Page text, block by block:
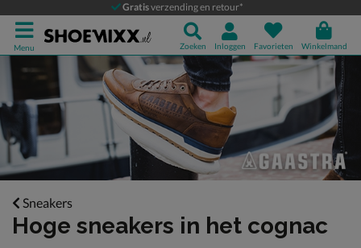
Gratisverzending en retour*
Menu Zoeken Inloggen Favorieten Winkelmand
Sneakers
Hoge sneakers in het cognac